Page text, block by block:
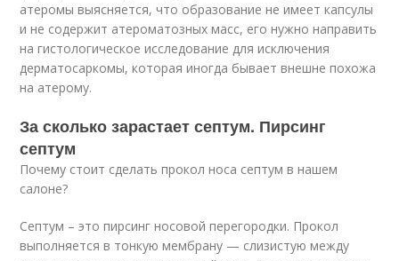
атеромы выясняется, что образование не имеет капсулы
и не содержит атероматозных масс, его нужно направить
на гистологическое исследование для исключения
дерматосаркомы, которая иногда бывает внешне похожа
на атерому.
За сколько зарастает септум. Пирсинг
септум
Почему стоит cделать прокол носа септум в нашем
салоне?
Септум – это пирсинг носовой перегородки. Прокол
выполняется в тонкую мембрану — слизистую между